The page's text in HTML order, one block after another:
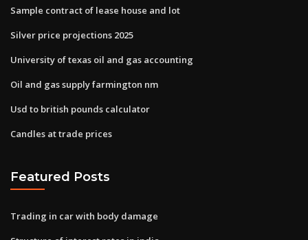
Sample contract of lease house and lot
Silver price projections 2025
University of texas oil and gas accounting
Oil and gas supply farmington nm
Usd to british pounds calculator
Candles at trade prices
Featured Posts
Trading in car with body damage